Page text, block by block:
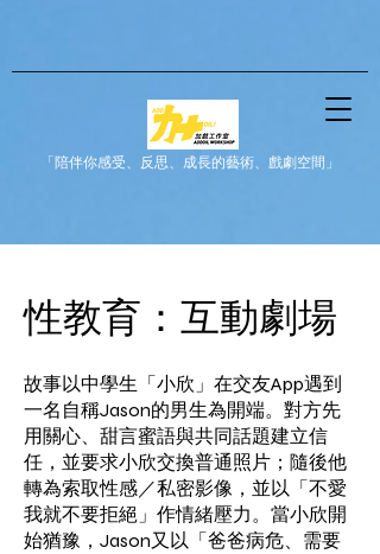
「陪伴你感受、反思、成長的藝術、戲劇空間」
​性教育：互動劇場
故事以中學生「小欣」在交友App遇到
一名自稱Jason的男生為開端。對方先
用關心、甜言蜜語與共同話題建立信
任，並要求小欣交換普通照片；隨後他
轉為索取性感／私密影像，並以「不愛
我就不要拒絕」作情緒壓力。當小欣開
始猶豫，Jason又以「爸爸病危、需要